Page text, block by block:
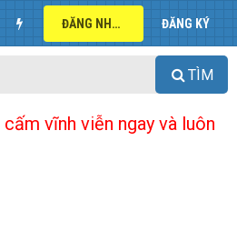
ĐĂNG NHẬP ĐĂNG KÝ
TÌM
vĩnh viễn ngay và luôn